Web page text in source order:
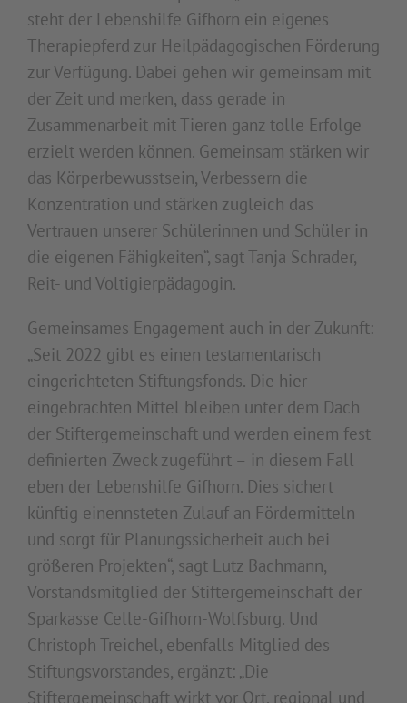
steht der Lebenshilfe Gifhorn ein eigenes
Therapiepferd zur Heilpädagogischen Förderung
zur Verfügung. Dabei gehen wir gemeinsam mit
der Zeit und merken, dass gerade in
Zusammenarbeit mit Tieren ganz tolle Erfolge
erzielt werden können. Gemeinsam stärken wir
das Körperbewusstsein, Verbessern die
Konzentration und stärken zugleich das
Vertrauen unserer Schülerinnen und Schüler in
die eigenen Fähigkeiten“, sagt Tanja Schrader,
Reit- und Voltigierpädagogin.
Gemeinsames Engagement auch in der Zukunft:
„Seit 2022 gibt es einen testamentarisch
eingerichteten Stiftungsfonds. Die hier
eingebrachten Mittel bleiben unter dem Dach
der Stiftergemeinschaft und werden einem fest
definierten Zweck zugeführt – in diesem Fall
eben der Lebenshilfe Gifhorn. Dies sichert
künftig einennsteten Zulauf an Fördermitteln
und sorgt für Planungssicherheit auch bei
größeren Projekten“, sagt Lutz Bachmann,
Vorstandsmitglied der Stiftergemeinschaft der
Sparkasse Celle-Gifhorn-Wolfsburg. Und
Christoph Treichel, ebenfalls Mitglied des
Stiftungsvorstandes, ergänzt: „Die
Stiftergemeinschaft wirkt vor Ort, regional und